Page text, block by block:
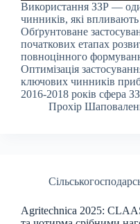
Використання ЗЗР —
чинників, які
Обґрунтоване
початкових етапах
повноцінного
Оптимізація
ключових чинників
2016-2018 років сфера
Прохір
Agritechnica 2025: